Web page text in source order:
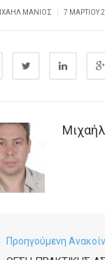
ΜΑΝΙΌΣ 7 ΜΑΡΤΊΟΥ
Προηγούμενη